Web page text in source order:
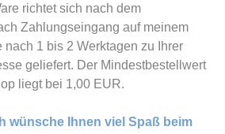
richtet sich nach dem
Zahlungseingang auf meinem
nach 1 bis 2 Werktagen zu Ihrer
geliefert. Der Mindestbestellwert
liegt bei 1,00 EUR.
wünsche Ihnen viel Spaß beim